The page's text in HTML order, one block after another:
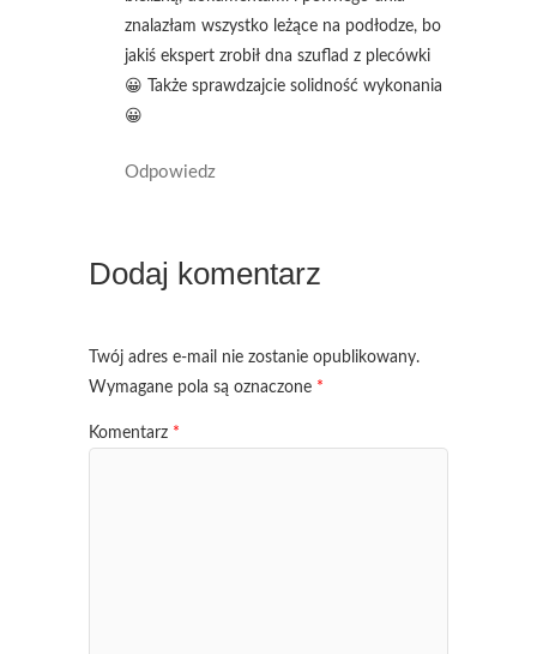
znalazłam wszystko leżące na podłodze, bo
jakiś ekspert zrobił dna szuflad z plecówki
😀 Także sprawdzajcie solidność wykonania
😀
Odpowiedz
Dodaj komentarz
Twój adres e-mail nie zostanie opublikowany.
Wymagane pola są oznaczone *
Komentarz *